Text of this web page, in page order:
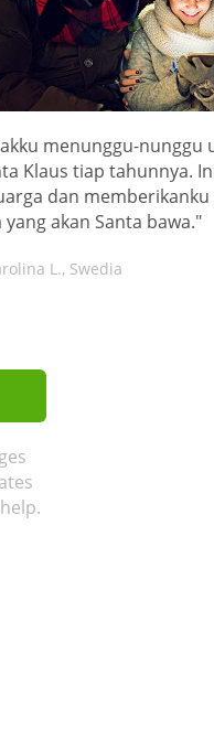
menunggu-nunggu
Klaus tiap tahunnya.
dan
yang akan Santa bawa."
L., Swedia